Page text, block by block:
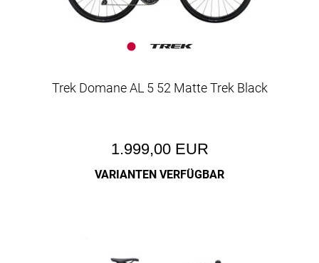
Trek Domane AL 5 52 Matte Trek Black
1.999,00 EUR
VARIANTEN VERFÜGBAR